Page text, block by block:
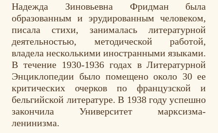
Надежда Зиновьевна Фридман была
образованным и эрудированным человеком,
писала стихи, занималась литературной
деятельностью, методической работой,
владела несколькими иностранными языками.
В течение 1930-1936 годах в Литературной
Энциклопедии было помещено около 30 ее
критических очерков по французской и
бельгийской литературе. В 1938 году успешно
закончила Университет марксизма-
ленинизма.